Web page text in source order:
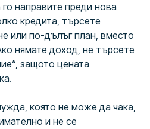
направите преди нова
кредита, търсете
или по-дълъг план, вместо
нямате доход, не търсете
защото цената
която не може да чака,
и не се